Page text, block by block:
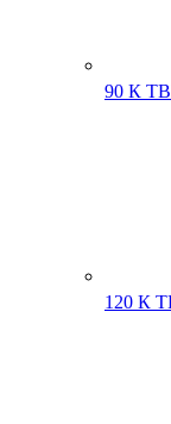
90 К
120 К